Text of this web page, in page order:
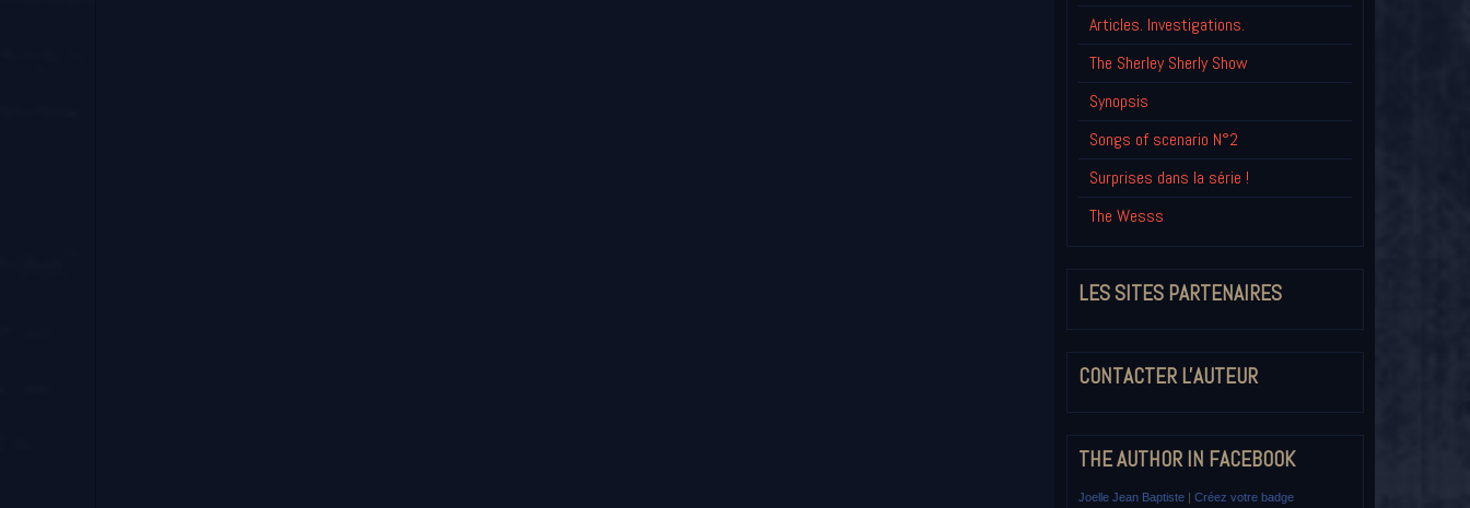
Articles. Investigations.
The Sherley Sherly Show
Synopsis
Songs of scenario N°2
Surprises dans la série !
The Wesss
LES SITES PARTENAIRES
CONTACTER L'AUTEUR
THE AUTHOR IN FACEBOOK
Joelle Jean Baptiste| Créez votre badge